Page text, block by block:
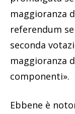
maggioranza
referendum
seconda
maggioranza
componenti».
Ebbene è